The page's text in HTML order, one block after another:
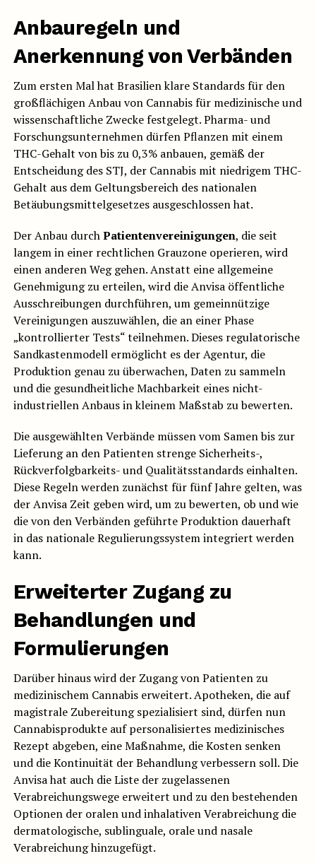
Anbauregeln und
Anerkennung von Verbänden
Zum ersten Mal hat Brasilien klare Standards für den
großflächigen Anbau von Cannabis für medizinische und
wissenschaftliche Zwecke festgelegt. Pharma- und
Forschungsunternehmen dürfen Pflanzen mit einem
THC-Gehalt von bis zu 0,3% anbauen, gemäß der
Entscheidung des STJ, der Cannabis mit niedrigem THC-
Gehalt aus dem Geltungsbereich des nationalen
Betäubungsmittelgesetzes ausgeschlossen hat.
Der Anbau durchPatientenvereinigungen, die seit
langem in einer rechtlichen Grauzone operieren, wird
einen anderen Weg gehen. Anstatt eine allgemeine
Genehmigung zu erteilen, wird die Anvisa öffentliche
Ausschreibungen durchführen, um gemeinnützige
Vereinigungen auszuwählen, die an einer Phase
„kontrollierter Tests“ teilnehmen. Dieses regulatorische
Sandkastenmodell ermöglicht es der Agentur, die
Produktion genau zu überwachen, Daten zu sammeln
und die gesundheitliche Machbarkeit eines nicht-
industriellen Anbaus in kleinem Maßstab zu bewerten.
Die ausgewählten Verbände müssen vom Samen bis zur
Lieferung an den Patienten strenge Sicherheits-,
Rückverfolgbarkeits- und Qualitätsstandards einhalten.
Diese Regeln werden zunächst für fünf Jahre gelten, was
der Anvisa Zeit geben wird, um zu bewerten, ob und wie
die von den Verbänden geführte Produktion dauerhaft
in das nationale Regulierungssystem integriert werden
kann.
Erweiterter Zugang zu
Behandlungen und
Formulierungen
Darüber hinaus wird der Zugang von Patienten zu
medizinischem Cannabis erweitert. Apotheken, die auf
magistrale Zubereitung spezialisiert sind, dürfen nun
Cannabisprodukte auf personalisiertes medizinisches
Rezept abgeben, eine Maßnahme, die Kosten senken
und die Kontinuität der Behandlung verbessern soll. Die
Anvisa hat auch die Liste der zugelassenen
Verabreichungswege erweitert und zu den bestehenden
Optionen der oralen und inhalativen Verabreichung die
dermatologische, sublinguale, orale und nasale
Verabreichung hinzugefügt.